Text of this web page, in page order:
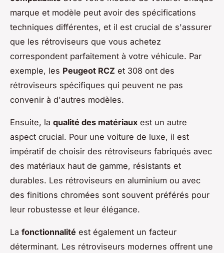
marque et modèle peut avoir des spécifications
techniques différentes, et il est crucial de s'assurer
que les rétroviseurs que vous achetez
correspondent parfaitement à votre véhicule. Par
exemple, les Peugeot RCZ et 308 ont des
rétroviseurs spécifiques qui peuvent ne pas
convenir à d'autres modèles.
Ensuite, la qualité des matériaux est un autre
aspect crucial. Pour une voiture de luxe, il est
impératif de choisir des rétroviseurs fabriqués avec
des matériaux haut de gamme, résistants et
durables. Les rétroviseurs en aluminium ou avec
des finitions chromées sont souvent préférés pour
leur robustesse et leur élégance.
La fonctionnalité est également un facteur
déterminant. Les rétroviseurs modernes offrent une